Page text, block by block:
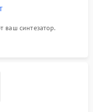
ваш синтезатор.